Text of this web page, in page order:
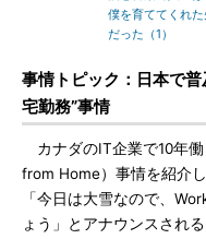
僕を育ててくれ
だった（1）
事情トピック：日本で
宅勤務”事情
カナダのIT企業で10年働
from Home）事情を紹介
「今日は大雪なので、
ょう」とアナウンスされ